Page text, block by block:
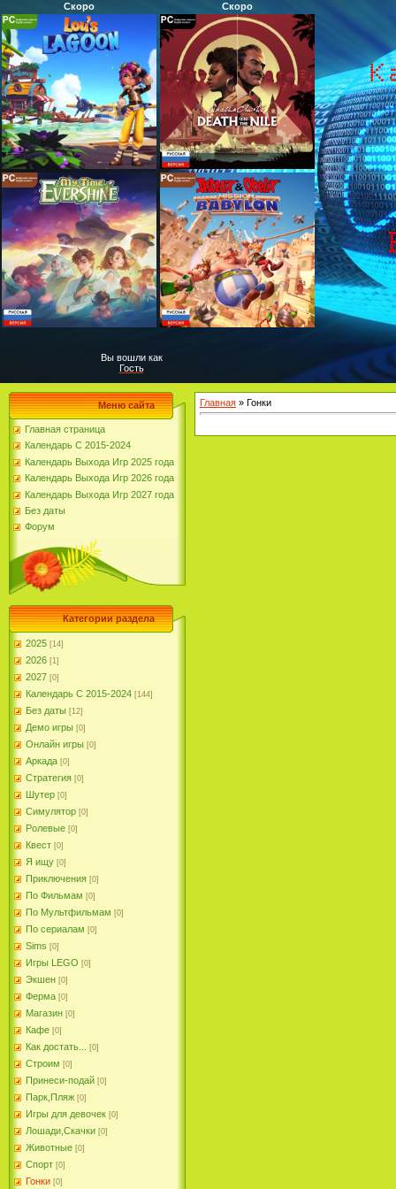
Скоро Скоро
Вы вошли как
Гость
Меню сайта
Главная страница
Календарь С 2015-2024
Календарь Выхода Игр 2025 года
Календарь Выхода Игр 2026 года
Календарь Выхода Игр 2027 года
Без даты
Форум
Категории раздела
2025 [14]
2026 [1]
2027 [0]
Календарь С 2015-2024 [144]
Без даты [12]
Демо игры [0]
Онлайн игры [0]
Аркада [0]
Стратегия [0]
Шутер [0]
Симулятор [0]
Ролевые [0]
Квест [0]
Я ищу [0]
Приключения [0]
По Фильмам [0]
По Мультфильмам [0]
По сериалам [0]
Sims [0]
Игры LEGO [0]
Экшен [0]
Ферма [0]
Магазин [0]
Кафе [0]
Как достать... [0]
Строим [0]
Принеси-подай [0]
Парк,Пляж [0]
Игры для девочек [0]
Лошади,Скачки [0]
Животные [0]
Спорт [0]
Гонки [0]
Главная » Гонки